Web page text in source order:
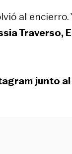
al encierro.
Traverso,
junto